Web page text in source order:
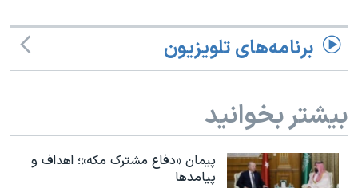
اسرائیل در جنگ
صفحه‌های ویژه
سفر پرزیدنت ترامپ به چین
برنامه‌های تلویزیون
بیشتر بخوانید
پیمان «دفاع مشترک مکه»؛ اهداف و
پیامدها